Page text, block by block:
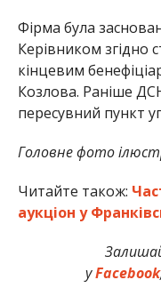
Фірма була
Керівником згідно
кінцевим
Козлова. Раніше
пересувний пункт
Головне фото
Читайте також:
аукціон у
уFacebook